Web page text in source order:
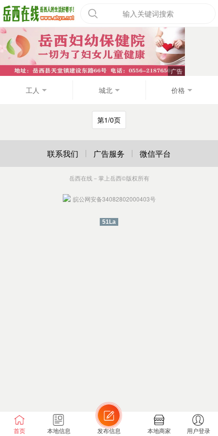
输入关键词搜索
工人 城北 价格
第1/0页
首页 本地信息 发布信息 本地商家 用户登录
联系我们 广告服务 微信平台
岳西在线－掌上岳西©版权所有
皖公网安备34082802000403号
51La